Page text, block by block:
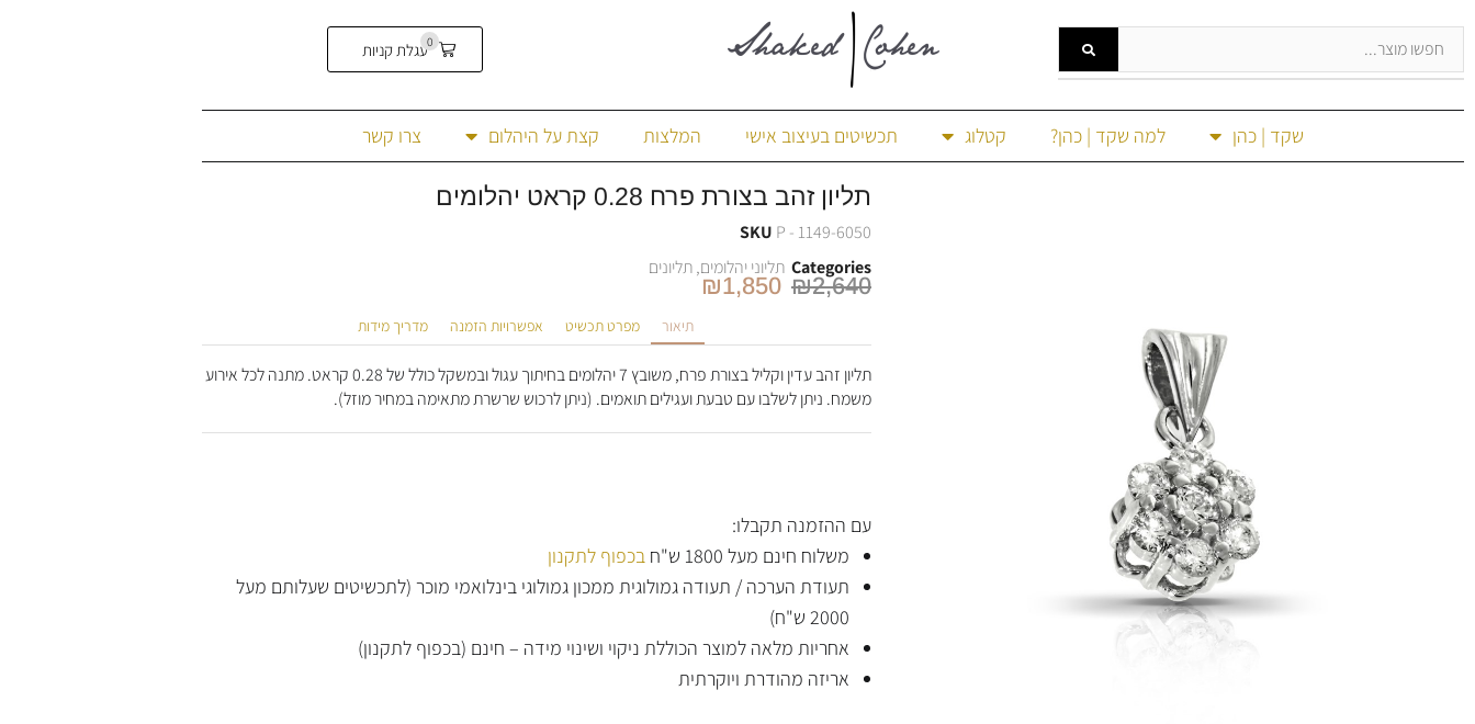
0עגלת קניות
שקד | כהן למה שקד | כהן? קטלוג תכשיטים בעיצוב אישי המלצות קצת על היהלום צרו קשר
תליון זהב בצורת פרח 0.28 קראט יהלומים
SKU P - 1149-6050
Categories תליוני יהלומים,תליונים
₪2,640
₪1,850
תיאור מפרט תכשיט אפשרויות הזמנה מדריך מידות
תליון זהב עדין וקליל בצורת פרח, משובץ 7 יהלומים בחיתוך עגול ובמשקל כולל של 0.28 קראט. מתנה לכל אירוע
משמח. ניתן לשלבו עם טבעת ועגילים תואמים. (ניתן לרכוש שרשרת מתאימה במחיר מוזל).
עם ההזמנה תקבלו:
משלוח חינם מעל 1800 ש"ח
בכפוף לתקנון
תעודת הערכה / תעודה גמולוגית ממכון גמולוגי בינלואמי מוכר (לתכשיטים שעלותם מעל
2000 ש"ח)
אחריות מלאה למוצר הכוללת ניקוי ושינוי מידה – חינם (בכפוף לתקנון)
אריזה מהודרת ויוקרתית